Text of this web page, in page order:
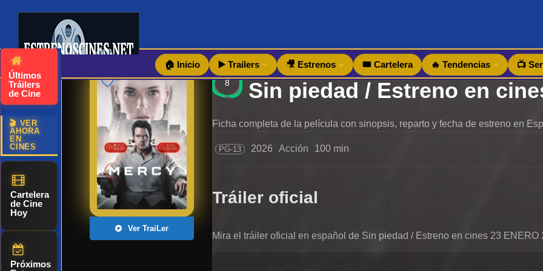
Últimos
Tráilers
de Cine
🎬 VER
AHORA
EN
CINES
Cartelera
de Cine
Hoy
Próximos
🏠 Inicio ▶️ Trailers 🎥 Estrenos 🎟️ Cartelera 🔥 Tendencias 📺
Ver TraiLer
8
Ficha completa de la película con sinopsis, reparto y fecha de estreno en
PG-13 2026 Acción 100 min
Tráiler oficial
Mira el tráiler oficial en español de Sin piedad / Estreno en cines 23 ENERO